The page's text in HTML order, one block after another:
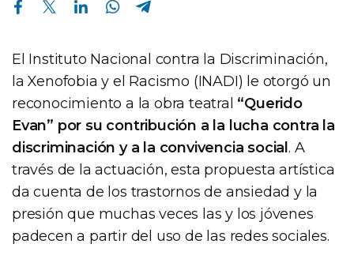
El Instituto Nacional contra la Discriminación,
la Xenofobia y el Racismo (INADI) le otorgó un
reconocimiento a la obra teatral “Querido
Evan” por su contribución a la lucha contra la
discriminación y a la convivencia social . A
través de la actuación, esta propuesta artística
da cuenta de los trastornos de ansiedad y la
presión que muchas veces las y los jóvenes
padecen a partir del uso de las redes sociales.